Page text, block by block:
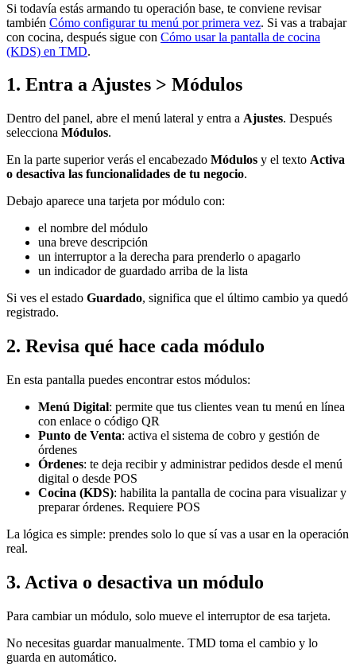
Si todavía estás armando tu operación base, te conviene revisar
también Cómo configurar tu menú por primera vez. Si vas a trabajar
con cocina, después sigue con Cómo usar la pantalla de cocina
(KDS) en TMD.
1. Entra a Ajustes > Módulos
Dentro del panel, abre el menú lateral y entra a Ajustes. Después
selecciona Módulos.
En la parte superior verás el encabezado Módulos y el texto Activa
o desactiva las funcionalidades de tu negocio.
Debajo aparece una tarjeta por módulo con:
el nombre del módulo
una breve descripción
un interruptor a la derecha para prenderlo o apagarlo
un indicador de guardado arriba de la lista
Si ves el estado Guardado, significa que el último cambio ya quedó
registrado.
2. Revisa qué hace cada módulo
En esta pantalla puedes encontrar estos módulos:
Menú Digital: permite que tus clientes vean tu menú en línea
con enlace o código QR
Punto de Venta: activa el sistema de cobro y gestión de
órdenes
Órdenes: te deja recibir y administrar pedidos desde el menú
digital o desde POS
Cocina (KDS): habilita la pantalla de cocina para visualizar y
preparar órdenes. Requiere POS
La lógica es simple: prendes solo lo que sí vas a usar en la operación
real.
3. Activa o desactiva un módulo
Para cambiar un módulo, solo mueve el interruptor de esa tarjeta.
No necesitas guardar manualmente. TMD toma el cambio y lo
guarda en automático.